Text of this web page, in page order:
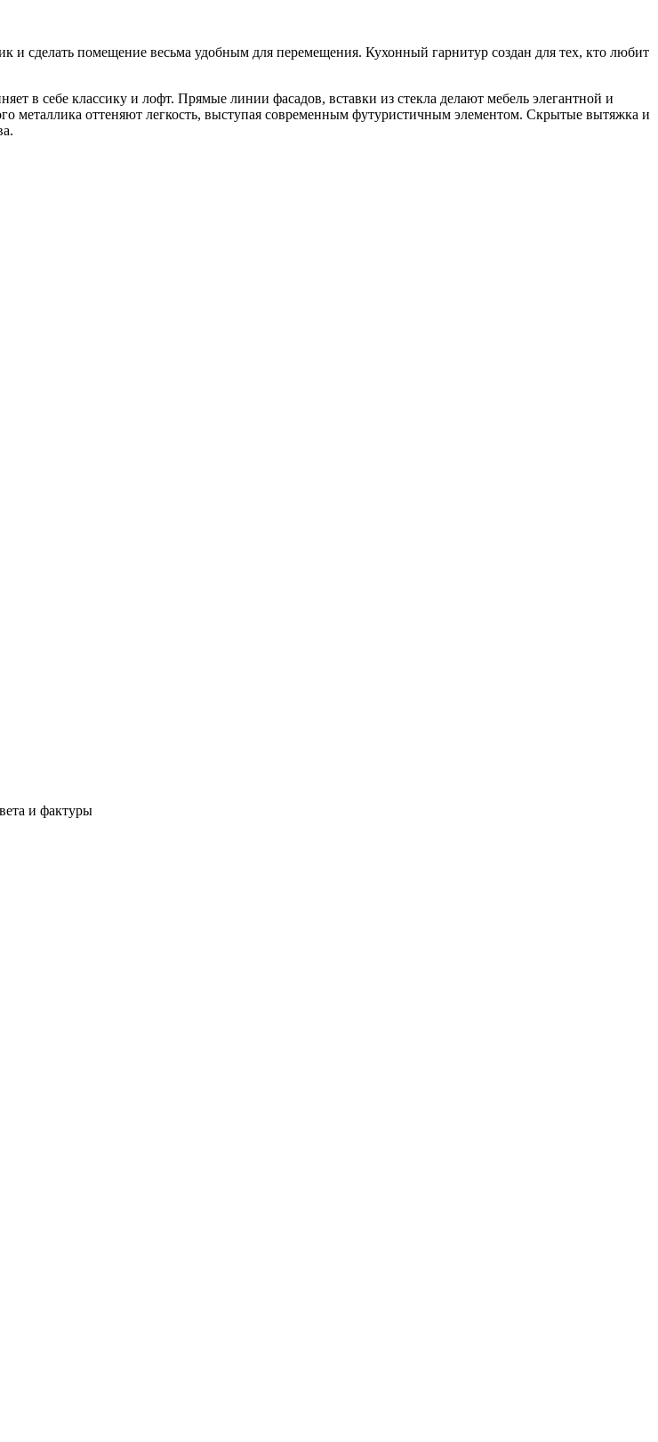
и сделать помещение весьма удобным для перемещения. Кухонный гарнитур создан для тех, кто любит
в себе классику и лофт. Прямые линии фасадов, вставки из стекла делают мебель элегантной и
металлика оттеняют легкость, выступая современным футуристичным элементом. Скрытые вытяжка и
и фактуры